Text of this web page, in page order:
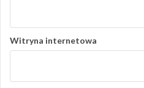
Witryna internetowa